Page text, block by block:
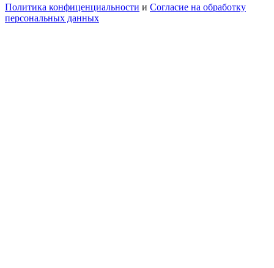
Политика конфиценциальности и Согласие на обработку
персональных данных